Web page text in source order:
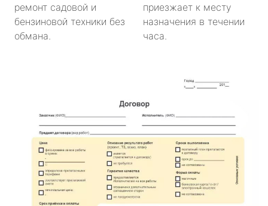
ремонт садовой и
бензиновой техники без
обмана.
приезжает к месту
назначения в течении
часа.